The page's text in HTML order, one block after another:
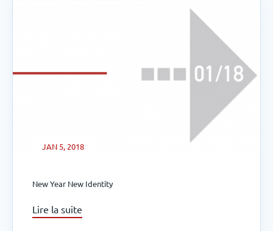
JAN 5, 2018
New Year New Identity
Lire la suite